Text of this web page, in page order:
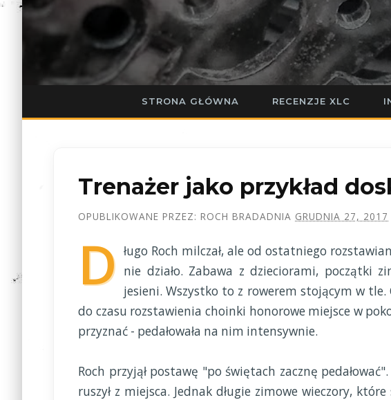
STRONA GŁÓWNA RECENZJE XLC
Trenażer jako przykład
OPUBLIKOWANE PRZEZ: ROCH BRADADNIA GRUDNIA 27, 2017
D ługo Roch milczał, ale od ostatniego
nie działo. Zabawa z dzieciorami, początki
jesieni. Wszystko to z rowerem stojącym w
do czasu rozstawienia choinki honorowe miejsce w
przyznać - pedałowała na nim intensywnie.
Roch przyjął postawę "po świętach zacznę
ruszył z miejsca. Jednak długie zimowe wieczory,